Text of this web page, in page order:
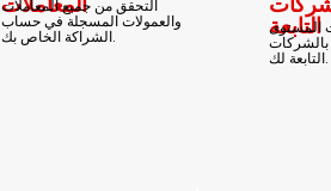
التحقق من جميع المعاملات
والعمولات المسجلة في حساب
الشراكة الخاص بك.
التابعة
المستوى
بالشركات
التابعة لك.